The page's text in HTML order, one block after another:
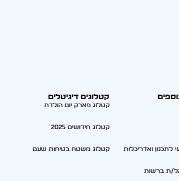
לתכנון ואדריכלות
ת ברשות
קטלוגים דיגיטלים
קטלוג פארק יום הולדת
קטלוג חידושים 2025
קטלוג משטח בטיחות שעם